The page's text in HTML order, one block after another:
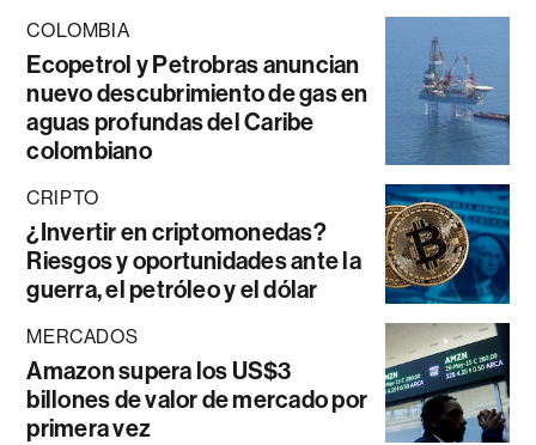
COLOMBIA
Ecopetrol y Petrobras anuncian
nuevo descubrimiento de gas en
aguas profundas del Caribe
colombiano
CRIPTO
¿Invertir en criptomonedas?
Riesgos y oportunidades ante la
guerra, el petróleo y el dólar
MERCADOS
Amazon supera los US$3
billones de valor de mercado por
primera vez